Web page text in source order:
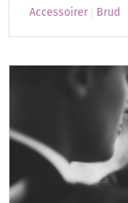
Accessoirer Brud